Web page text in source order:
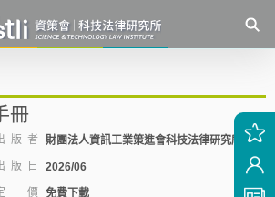
冊
版 者 財團法人資訊工業策進會科技法律研究所
版 日
2026/06
價
免費下載